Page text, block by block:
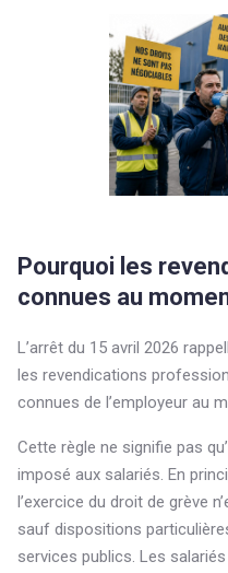
Pourquoi les
connues au
L’arrêt du 15 avril 2026
les revendications
connues de l’employeur au
Cette règle ne signifie pas
imposé aux salariés. En
l’exercice du droit de grève
sauf dispositions
services publics. Les